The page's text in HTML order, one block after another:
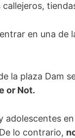
en una de
la plaza Dam
or Not.
adolescentes
lo contrario,